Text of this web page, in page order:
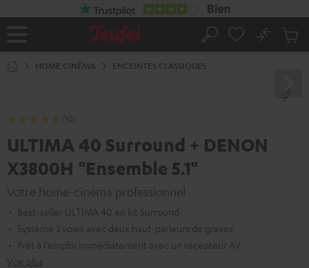
Page
Rechercher
No
HOME CINÉMA ENCEINTES CLASSIQUES
(10)
ULTIMA 40 Surround + DENON
X3800H "Ensemble 5.1"
Votre home-cinéma professionnel
Best-seller ULTIMA 40 en kit Surround
Système 3 voies avec deux haut-parleurs de graves
Prêt à l'emploi immédiatement avec un récepteur AV
Voir plus